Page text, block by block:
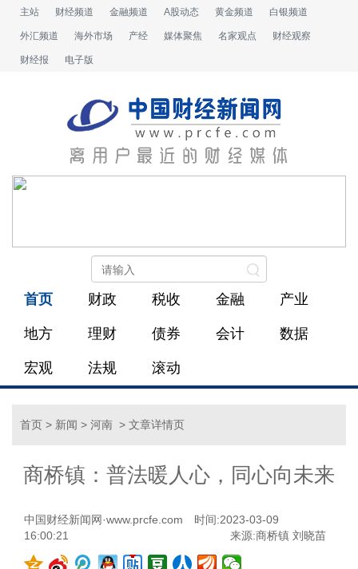
主站 财经频道 金融频道 A股动态 黄金频道 白银频道
外汇频道 海外市场 产经 媒体聚焦 名家观点 财经观察
财经报 电子版
首页 财政 税收 金融 产业
地方 理财 债券 会计 数据
宏观 法规 滚动
首页 > 新闻 > 河南 > 文章详情页
商桥镇：普法暖人心，同心向未来
中国财经新闻网·www.prcfe.com
时间:2023-03-09
16:00:21
来源:商桥镇 刘晓苗